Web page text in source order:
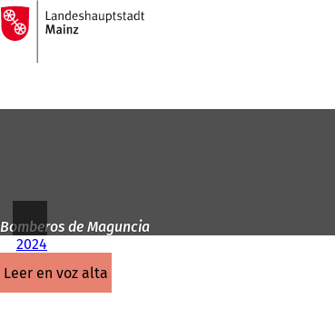
Saltar al contenido
A
la
página
Bomberos de Maguncia
2024
leer en voz alta